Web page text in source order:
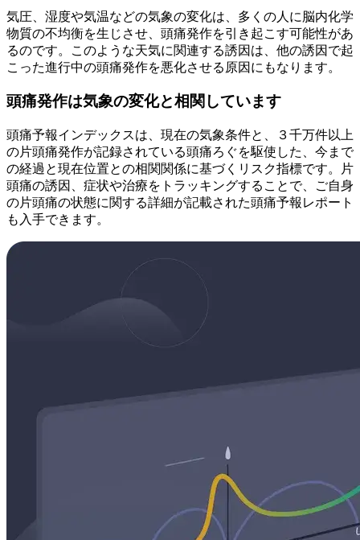
気圧、湿度や気温などの気象の変化は、多くの人に脳内化学
物質の不均衡を生じさせ、頭痛発作を引き起こす可能性があ
るのです。このような天気に関連する誘因は、他の誘因で起
こった進行中の頭痛発作を悪化させる原因にもなります。
頭痛発作は気象の変化と相関しています
頭痛予報インデックスは、現在の気象条件と、３千万件以上
の片頭痛発作が記録されている頭痛ろぐを駆使した、今まで
の経過と現在位置との相関関係に基づくリスク指標です。片
頭痛の誘因、症状や治療をトラッキングすることで、ご自身
の片頭痛の状態に関する詳細が記載された頭痛予報レポート
も入手できます。